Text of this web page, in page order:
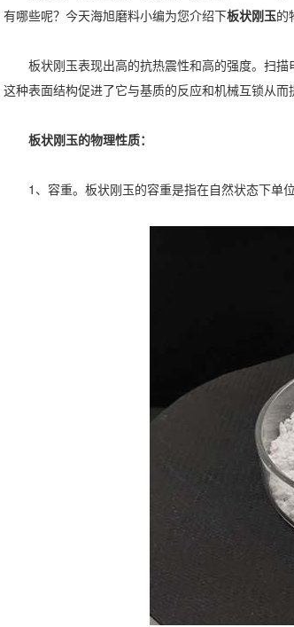
有哪些呢？今天海旭磨料小编为您介绍下板状刚玉的
板状刚玉表现出高的抗热震性和高的强度。扫描
这种表面结构促进了它与基质的反应和机械互锁从而
板状刚玉的物理性质：
1、容重。板状刚玉的容重是指在自然状态下单位